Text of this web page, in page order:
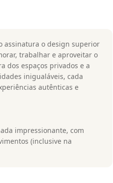
assinatura o design superior
trabalhar e aproveitar o
dos espaços privados e a
inigualáveis, cada
autênticas e
impressionante, com
(inclusive na